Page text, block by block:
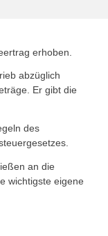
erhoben.
abzüglich
Er gibt die
des
an die
wichtigste eigene